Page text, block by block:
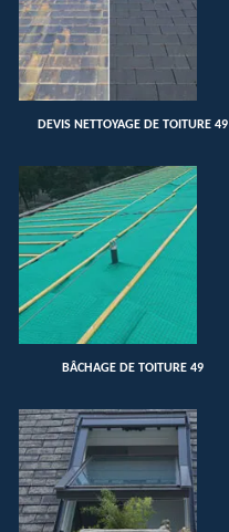
DEVIS NETTOYAGE DE TOITURE 49
BÂCHAGE DE TOITURE 49